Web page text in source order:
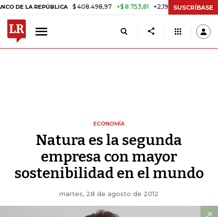
REPÚBLICA $ 408.498,97 +$ 8.753,81 +2,19% TASA DE USURA
SUSCRÍBASE
ECONOMÍA
Natura es la segunda
empresa con mayor
sostenibilidad en el mundo
martes, 28 de agosto de 2012